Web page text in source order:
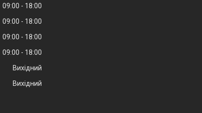
09:00
18:00
09:00
18:00
09:00
18:00
09:00
18:00
Вихідний
Вихідний